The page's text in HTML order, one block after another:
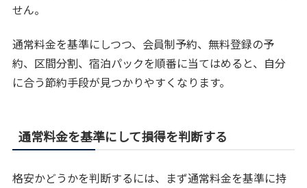
せん。
通常料金を基準にしつつ、会員制予約、無料登録の予
約、区間分割、宿泊パックを順番に当てはめると、自分
に合う節約手段が見つかりやすくなります。
通常料金を基準にして損得を判断する
格安かどうかを判断するには、まず通常料金を基準に持